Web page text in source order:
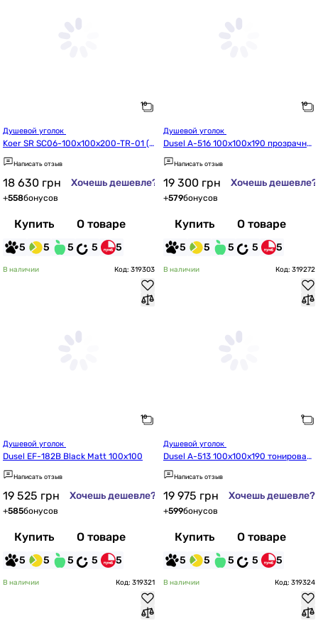
Koer SR SC06-100x100x200-TR-01 (K
R5365)
Написать отзыв
18 630 грн Хочешь дешевле?
+558бонусов
Купить О товаре
5 5 5 5 5
Dusel A-516 100x100x190 прозрачно
е
Написать отзыв
19 300 грн Хочешь дешевле?
+579бонусов
Купить О товаре
5 5 5 5 5
В наличии Код: 319303
Dusel EF-182B Black Matt 100x100
Написать отзыв
19 525 грн Хочешь дешевле?
+585бонусов
Купить О товаре
5 5 5 5 5
В наличии Код: 319272
Dusel A-513 100x100x190 тонирован
ное
Написать отзыв
19 975 грн Хочешь дешевле?
+599бонусов
Купить О товаре
5 5 5 5 5
В наличии Код: 319321 В наличии Код: 319324